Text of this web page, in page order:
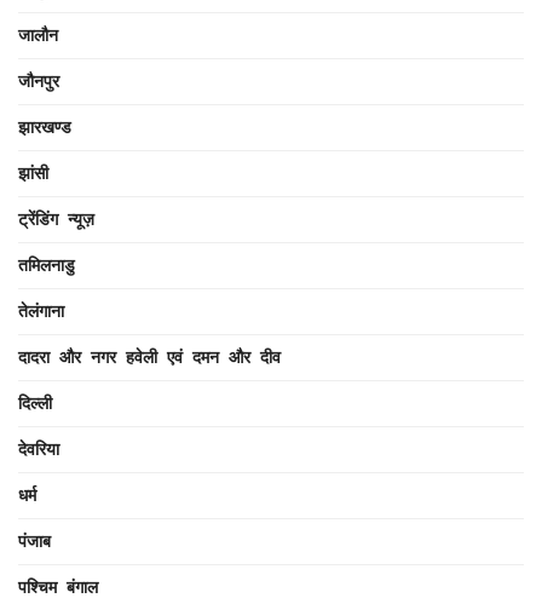
जालौन
जौनपुर
झारखण्ड
झांसी
ट्रेंडिंग न्यूज़
तमिलनाडु
तेलंगाना
दादरा और नगर हवेली एवं दमन और दीव
दिल्ली
देवरिया
धर्म
पंजाब
पश्चिम बंगाल